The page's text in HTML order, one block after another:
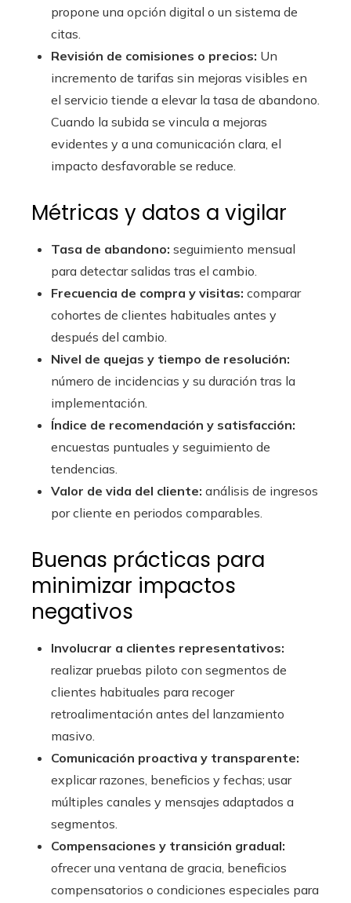
propone una opción digital o un sistema de
citas.
Revisión de comisiones o precios: Un
incremento de tarifas sin mejoras visibles en
el servicio tiende a elevar la tasa de abandono.
Cuando la subida se vincula a mejoras
evidentes y a una comunicación clara, el
impacto desfavorable se reduce.
Métricas y datos a vigilar
Tasa de abandono: seguimiento mensual
para detectar salidas tras el cambio.
Frecuencia de compra y visitas: comparar
cohortes de clientes habituales antes y
después del cambio.
Nivel de quejas y tiempo de resolución:
número de incidencias y su duración tras la
implementación.
Índice de recomendación y satisfacción:
encuestas puntuales y seguimiento de
tendencias.
Valor de vida del cliente: análisis de ingresos
por cliente en periodos comparables.
Buenas prácticas para
minimizar impactos
negativos
Involucrar a clientes representativos:
realizar pruebas piloto con segmentos de
clientes habituales para recoger
retroalimentación antes del lanzamiento
masivo.
Comunicación proactiva y transparente:
explicar razones, beneficios y fechas; usar
múltiples canales y mensajes adaptados a
segmentos.
Compensaciones y transición gradual:
ofrecer una ventana de gracia, beneficios
compensatorios o condiciones especiales para